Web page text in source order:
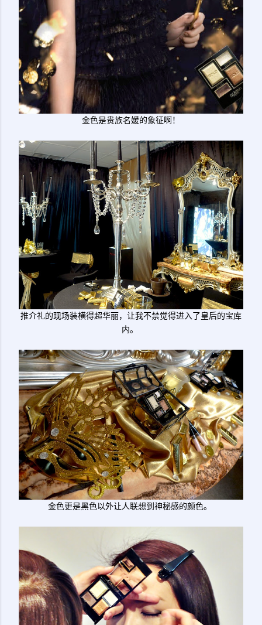
金色是贵族名媛的象征啊！
推介礼的现场装横得超华丽，让我不禁觉得进入了皇后的宝库
内。
金色更是黑色以外让人联想到神秘感的颜色。